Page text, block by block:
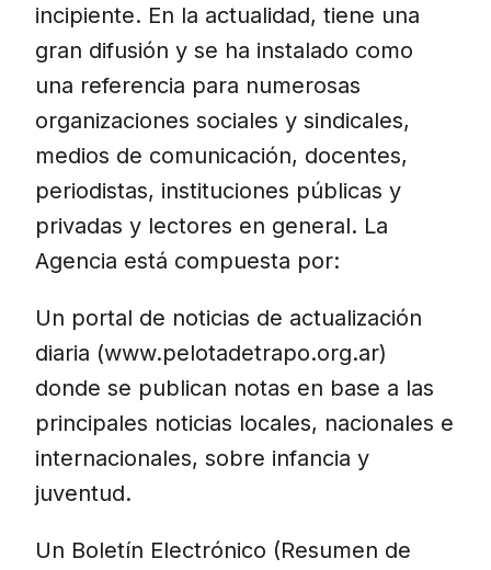
incipiente. En la actualidad, tiene una
gran difusión y se ha instalado como
una referencia para numerosas
organizaciones sociales y sindicales,
medios de comunicación, docentes,
periodistas, instituciones públicas y
privadas y lectores en general. La
Agencia está compuesta por:
Un portal de noticias de actualización
diaria (www.pelotadetrapo.org.ar)
donde se publican notas en base a las
principales noticias locales, nacionales e
internacionales, sobre infancia y
juventud.
Un Boletín Electrónico (Resumen de